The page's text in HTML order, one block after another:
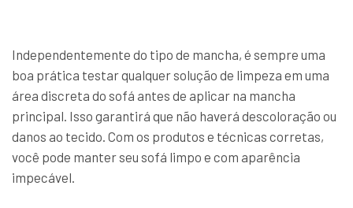
Independentemente do tipo de mancha, é sempre uma
boa prática testar qualquer solução de limpeza em uma
área discreta do sofá antes de aplicar na mancha
principal. Isso garantirá que não haverá descoloração ou
danos ao tecido. Com os produtos e técnicas corretas,
você pode manter seu sofá limpo e com aparência
impecável.